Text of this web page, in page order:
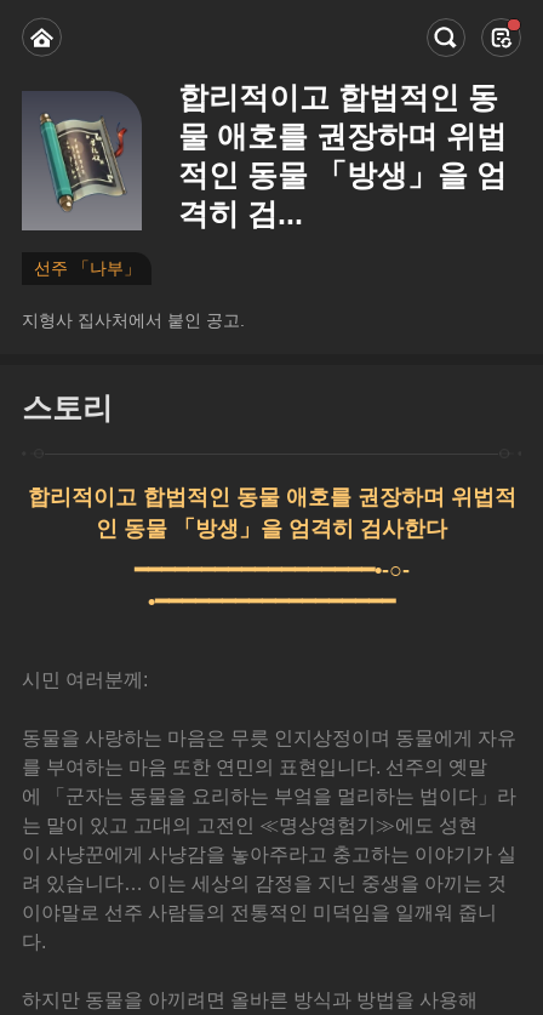
합리적이고 합법적인 동
물 애호를 권장하며 위법
적인 동물 「방생」을 엄
격히 검...
선주 「나부」
지형사 집사처에서 붙인 공고.
스토리
합리적이고 합법적인 동물 애호를 권장하며 위법적
인 동물 「방생」을 엄격히 검사한다
━━━━━━━━━━━━━━━━━━•-○-
•━━━━━━━━━━━━━━━━━━
시민 여러분께:
동물을 사랑하는 마음은 무릇 인지상정이며 동물에게 자유
를 부여하는 마음 또한 연민의 표현입니다. 선주의 옛말
에 「군자는 동물을 요리하는 부엌을 멀리하는 법이다」라
는 말이 있고 고대의 고전인 ≪명상영험기≫에도 성현
이 사냥꾼에게 사냥감을 놓아주라고 충고하는 이야기가 실
려 있습니다… 이는 세상의 감정을 지닌 중생을 아끼는 것
이야말로 선주 사람들의 전통적인 미덕임을 일깨워 줍니
다.
하지만 동물을 아끼려면 올바른 방식과 방법을 사용해